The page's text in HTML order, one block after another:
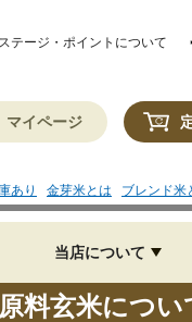
テージ・ポイントについて
マイページ
あり 金芽米とは ブレンド米
当店について
料玄米につい